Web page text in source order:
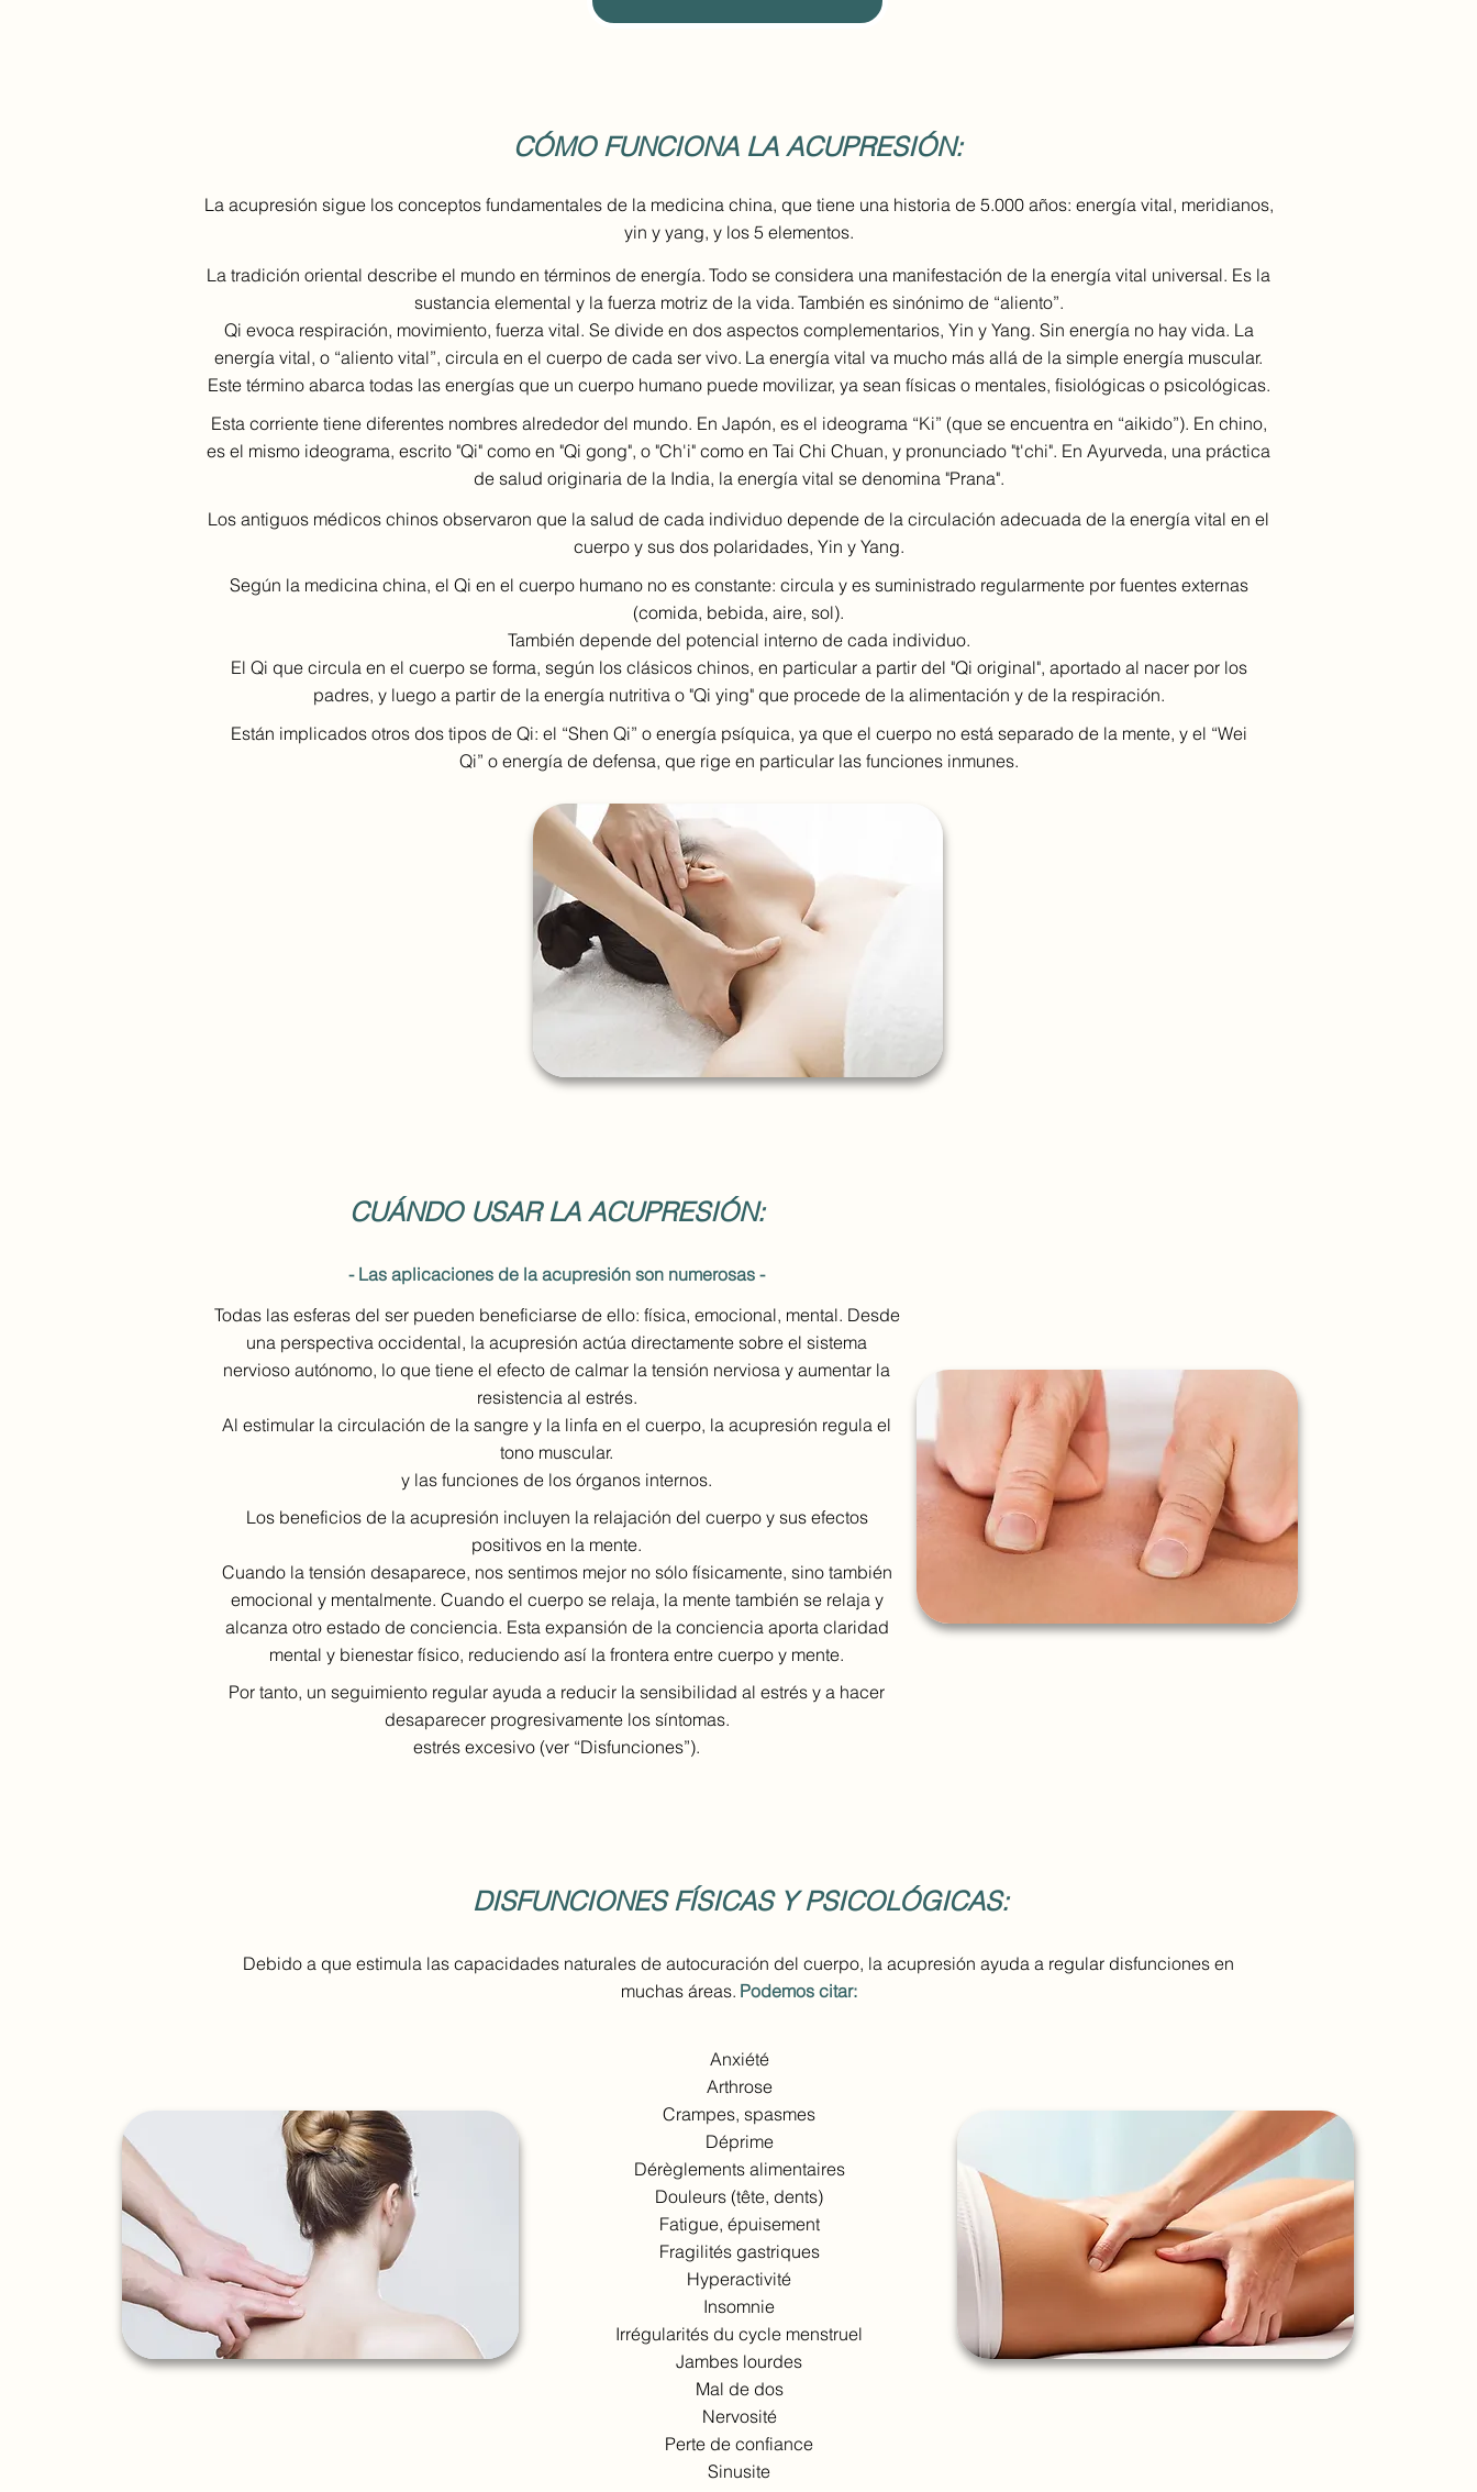
CÓMO FUNCIONA LA ACUPRESIÓN:
La acupresión sigue los conceptos fundamentales de la medicina china, que tiene una historia de 5.000 años: energía vital, meridianos,
yin y yang, y los 5 elementos.
La tradición oriental describe el mundo en términos de energía. Todo se considera una manifestación de la energía vital universal. Es la
sustancia elemental y la fuerza motriz de la vida. También es sinónimo de “aliento”.
Qi evoca respiración, movimiento, fuerza vital. Se divide en dos aspectos complementarios, Yin y Yang. Sin energía no hay vida. La
energía vital, o “aliento vital”, circula en el cuerpo de cada ser vivo. La energía vital va mucho más allá de la simple energía muscular.
Este término abarca todas las energías que un cuerpo humano puede movilizar, ya sean físicas o mentales, fisiológicas o psicológicas.
Esta corriente tiene diferentes nombres alrededor del mundo. En Japón, es el ideograma “Ki” (que se encuentra en “aikido”). En chino,
es el mismo ideograma, escrito "Qi" como en "Qi gong", o "Ch'i" como en Tai Chi Chuan, y pronunciado "t'chi". En Ayurveda, una práctica
de salud originaria de la India, la energía vital se denomina "Prana".
Los antiguos médicos chinos observaron que la salud de cada individuo depende de la circulación adecuada de la energía vital en el
cuerpo y sus dos polaridades, Yin y Yang.
Según la medicina china, el Qi en el cuerpo humano no es constante: circula y es suministrado regularmente por fuentes externas
(comida, bebida, aire, sol).
También depende del potencial interno de cada individuo.
El Qi que circula en el cuerpo se forma, según los clásicos chinos, en particular a partir del "Qi original", aportado al nacer por los
padres, y luego a partir de la energía nutritiva o "Qi ying" que procede de la alimentación y de la respiración.
Están implicados otros dos tipos de Qi: el “Shen Qi” o energía psíquica, ya que el cuerpo no está separado de la mente, y el “Wei
Qi” o energía de defensa, que rige en particular las funciones inmunes.
CUÁNDO USAR LA ACUPRESIÓN:
- Las aplicaciones de la acupresión son numerosas -
Todas las esferas del ser pueden beneficiarse de ello: física, emocional, mental. Desde
una perspectiva occidental, la acupresión actúa directamente sobre el sistema
nervioso autónomo, lo que tiene el efecto de calmar la tensión nerviosa y aumentar la
resistencia al estrés.
Al estimular la circulación de la sangre y la linfa en el cuerpo, la acupresión regula el
tono muscular.
y las funciones de los órganos internos.
Los beneficios de la acupresión incluyen la relajación del cuerpo y sus efectos
positivos en la mente.
Cuando la tensión desaparece, nos sentimos mejor no sólo físicamente, sino también
emocional y mentalmente. Cuando el cuerpo se relaja, la mente también se relaja y
alcanza otro estado de conciencia. Esta expansión de la conciencia aporta claridad
mental y bienestar físico, reduciendo así la frontera entre cuerpo y mente.
Por tanto, un seguimiento regular ayuda a reducir la sensibilidad al estrés y a hacer
desaparecer progresivamente los síntomas.
estrés excesivo (ver “Disfunciones”).
DISFUNCIONES FÍSICAS Y PSICOLÓGICAS:
Debido a que estimula las capacidades naturales de autocuración del cuerpo, la acupresión ayuda a regular disfunciones en
muchas áreas. Podemos citar:
Anxiété
Arthrose
Crampes, spasmes
Déprime
Dérèglements alimentaires
Douleurs (tête, dents)
Fatigue, épuisement
Fragilités gastriques
Hyperactivité
Insomnie
Irrégularités du cycle menstruel
Jambes lourdes
Mal de dos
Nervosité
Perte de confiance
Sinusite